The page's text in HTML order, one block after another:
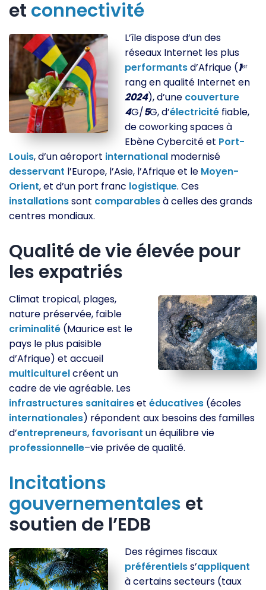
et connectivité
L’île dispose d’un des
réseaux Internet les plus
performantsd’Afrique (1ᵉʳ
rang en qualité Internet en
2024), d’une couverture
4G/5G, d’électricité fiable,
de coworking spaces à
Ebène Cybercité et Port-
Louis, d’un aéroport international modernisé
desservant l’Europe, l’Asie, l’Afrique et le Moyen-
Orient, et d’un port franc logistique. Ces
installationssont comparablesà celles des grands
centres mondiaux.
Qualité de vie élevée pour
les expatriés
Climat tropical, plages,
nature préservée, faible
criminalité (Maurice est le
pays le plus paisible
d’Afrique) et accueil
multiculturelcréent un
cadre de vie agréable. Les
infrastructures sanitaireset éducatives (écoles
internationales) répondent aux besoins des familles
d’entrepreneurs, favorisant un équilibre vie
professionnelle–vie privée de qualité.
Incitations
gouvernementales et
soutien de l’EDB
Des régimes fiscaux
préférentielss’appliquent
à certains secteurs (taux